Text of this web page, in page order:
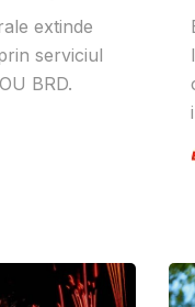
extinde
serviciul
BRD.